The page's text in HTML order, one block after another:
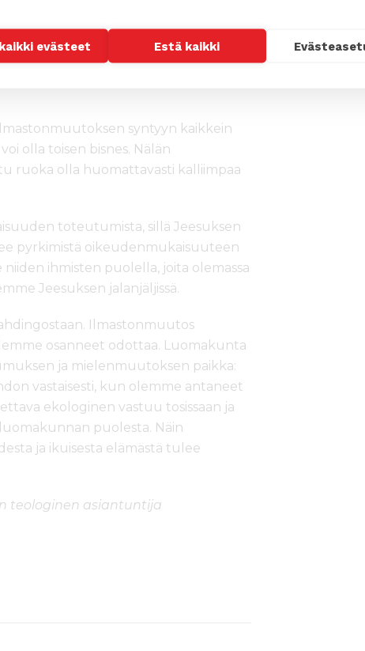
evästeet Estä kaikki
niitä voimia vastaan, jotka lisäävät
on yksi tällainen voima.
syntyyn kaikkein
olla toisen bisnes. Nälän
ruoka olla huomattavasti kalliimpaa
toteutumista, sillä Jeesuksen
pyrkimistä oikeudenmukaisuuteen
ihmisten puolella, joita olemassa
Jeesuksen jalanjäljissä.
Ilmastonmuutos
osanneet odottaa. Luomakunta
ja mielenmuutoksen paikka:
vastaisesti, kun olemme antaneet
ekologinen vastuu tosissaan ja
puolesta. Näin
ja ikuisesta elämästä tulee
teologinen asiantuntija